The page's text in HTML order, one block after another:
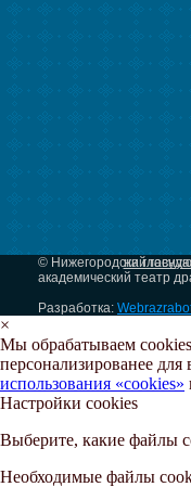
на главную
© Нижегородский
академический театр
Разработка:
×
Мы обрабатываем
персонализированее для
использования «cookies»
Настройки cookies
Выберите, какие файлы
Необходимые файлы